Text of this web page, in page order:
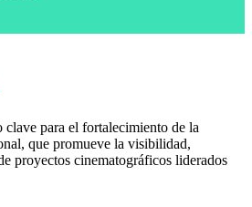
para el fortalecimiento de la
que promueve la visibilidad,
proyectos cinematográficos liderados